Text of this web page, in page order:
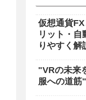
仮想通貨
リット・
りやすく解
"VRの未来
服への道筋"